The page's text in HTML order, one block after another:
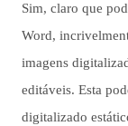
Sim, claro que
Word,
imagens
editáveis. Esta
digitalizado